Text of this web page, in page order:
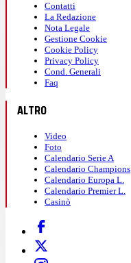
Contatti
La Redazione
Nota Legale
Gestione Cookie
Cookie Policy
Privacy Policy
Cond. Generali
Faq
ALTRO
Video
Foto
Calendario Serie A
Calendario Champions
Calendario Europa L.
Calendario Premier L.
Casinò